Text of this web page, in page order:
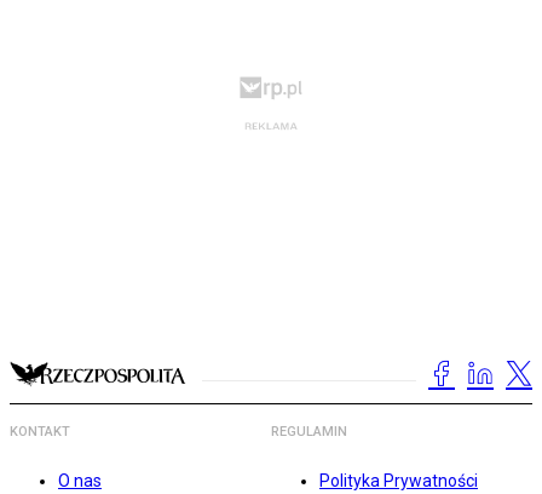
KONTAKT
O nas
REGULAMIN
Polityka Prywatności